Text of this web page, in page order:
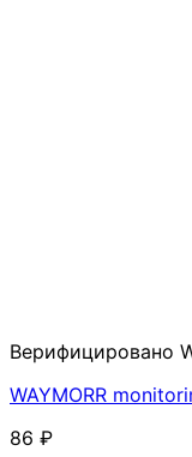
Верифицировано
WAYMORR
86 ₽